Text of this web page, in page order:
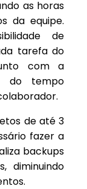
as horas
da equipe.
de
tarefa do
com a
do tempo
de até 3
fazer a
backups
diminuindo